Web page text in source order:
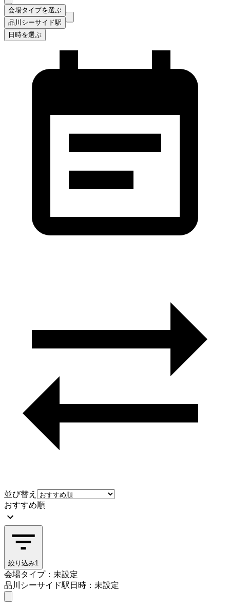
会場タイプを選ぶ
品川シーサイド駅
日時を選ぶ
並び替え
おすすめ順
絞り込み1
会場タイプ：未設定
品川シーサイド駅日時：未設定